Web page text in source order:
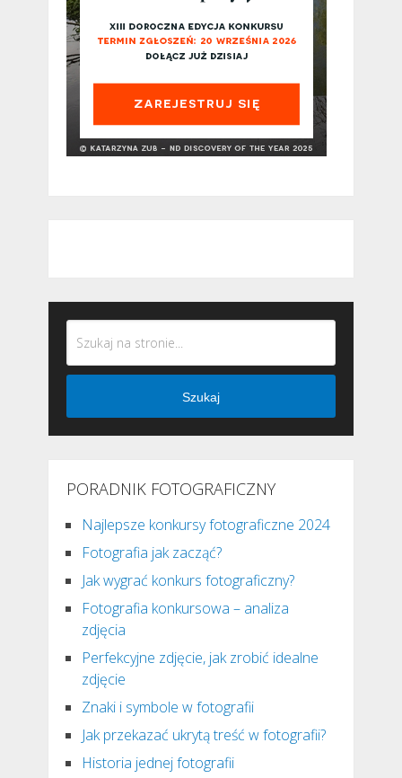
Szukaj
PORADNIK FOTOGRAFICZNY
Najlepsze konkursy fotograficzne 2024
Fotografia jak zacząć?
Jak wygrać konkurs fotograficzny?
Fotografia konkursowa – analiza
zdjęcia
Perfekcyjne zdjęcie, jak zrobić idealne
zdjęcie
Znaki i symbole w fotografii
Jak przekazać ukrytą treść w fotografii?
Historia jednej fotografii